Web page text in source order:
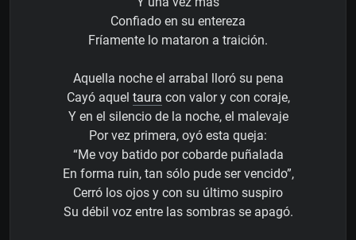
Confiado en su entereza
Fríamente lo mataron a traición.
Aquella noche el arrabal lloró su pena
Cayó aquel taura con valor y con coraje,
Y en el silencio de la noche, el malevaje
Por vez primera, oyó esta queja:
“Me voy batido por cobarde puñalada
En forma ruin, tan sólo pude ser vencido”,
Cerró los ojos y con su último suspiro
Su débil voz entre las sombras se apagó.